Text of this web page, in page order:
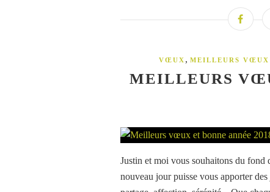
VŒUX , MEILLEURS VŒUX
MEILLEURS
Justin et moi vous souhaitons du
nouveau jour puisse vous apporter